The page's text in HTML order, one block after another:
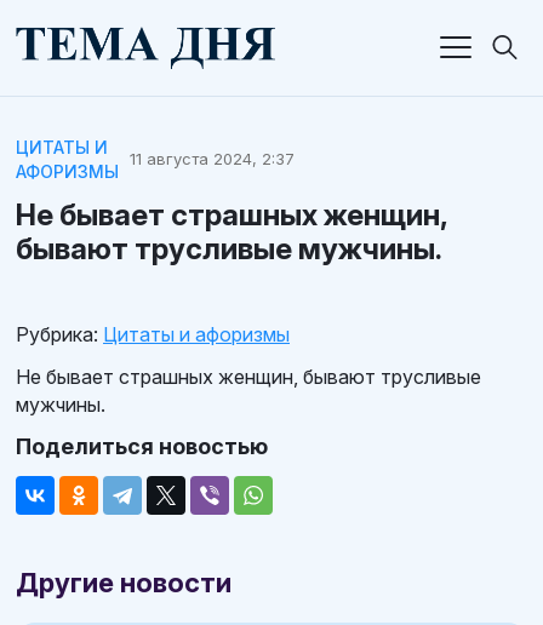
ЦИТАТЫ И
АФОРИЗМЫ
11 августа 2024, 2:37
Не бывает страшных женщин,
бывают трусливые мужчины.
Рубрика: Цитаты и афоризмы
Не бывает страшных женщин, бывают трусливые
мужчины.
Поделиться новостью
Другие новости